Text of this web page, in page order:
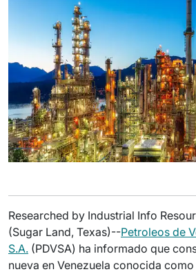
Researched by Industrial Info
(Sugar Land, Texas)--Petroleos de
S.A. (PDVSA) ha informado que
nueva en Venezuela conocida